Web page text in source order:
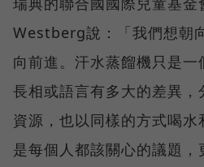
Westberg說：「我們想朝
向前進。汗水蒸餾機只是
長相或語言有多大的差異，
資源，也以同樣的方式喝
是每個人都該關心的議題，